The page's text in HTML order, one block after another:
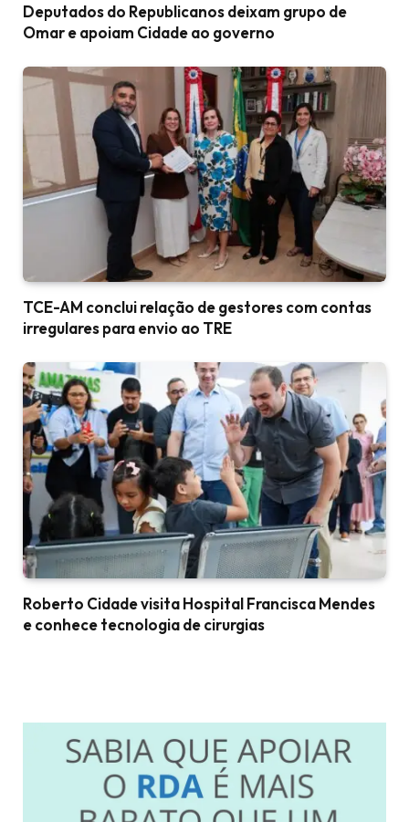
Deputados do Republicanos deixam grupo de
Omar e apoiam Cidade ao governo
TCE-AM conclui relação de gestores com contas
irregulares para envio ao TRE
Roberto Cidade visita Hospital Francisca Mendes
e conhece tecnologia de cirurgias